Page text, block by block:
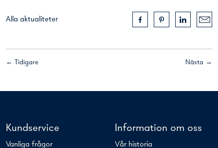
Alla aktualiteter
Nästa →
← Tidigare
Kundservice
Vanliga frågor
Information om oss
Vår historia